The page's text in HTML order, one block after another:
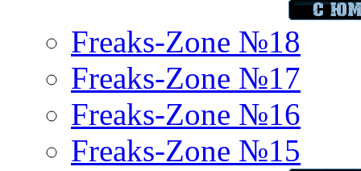
Freaks-Zone №18
Freaks-Zone №17
Freaks-Zone №16
Freaks-Zone №15